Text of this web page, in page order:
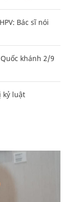
Bác sĩ nói
khánh 2/9
kỷ luật